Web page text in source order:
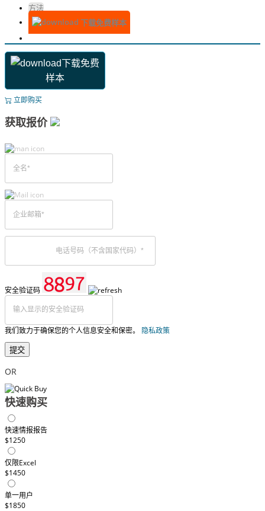
方法
下载免费样本
下载免费
样本
立即购买
获取报价
安全验证码
我们致力于确保您的个人信息安全和保密。 隐私政策
提交
OR
快速购买
快速情报报告
$1250
仅限Excel
$1450
单一用户
$1850